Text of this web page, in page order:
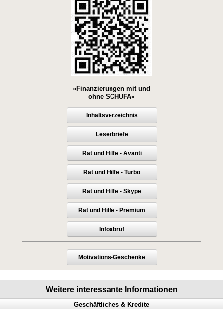
»Finanzierungen mit und
ohne SCHUFA«
Inhaltsverzeichnis
Leserbriefe
Rat und Hilfe - Avanti
Rat und Hilfe - Turbo
Rat und Hilfe - Skype
Rat und Hilfe - Premium
Infoabruf
Motivations-Geschenke
Weitere interessante Informationen
Geschäftliches & Kredite